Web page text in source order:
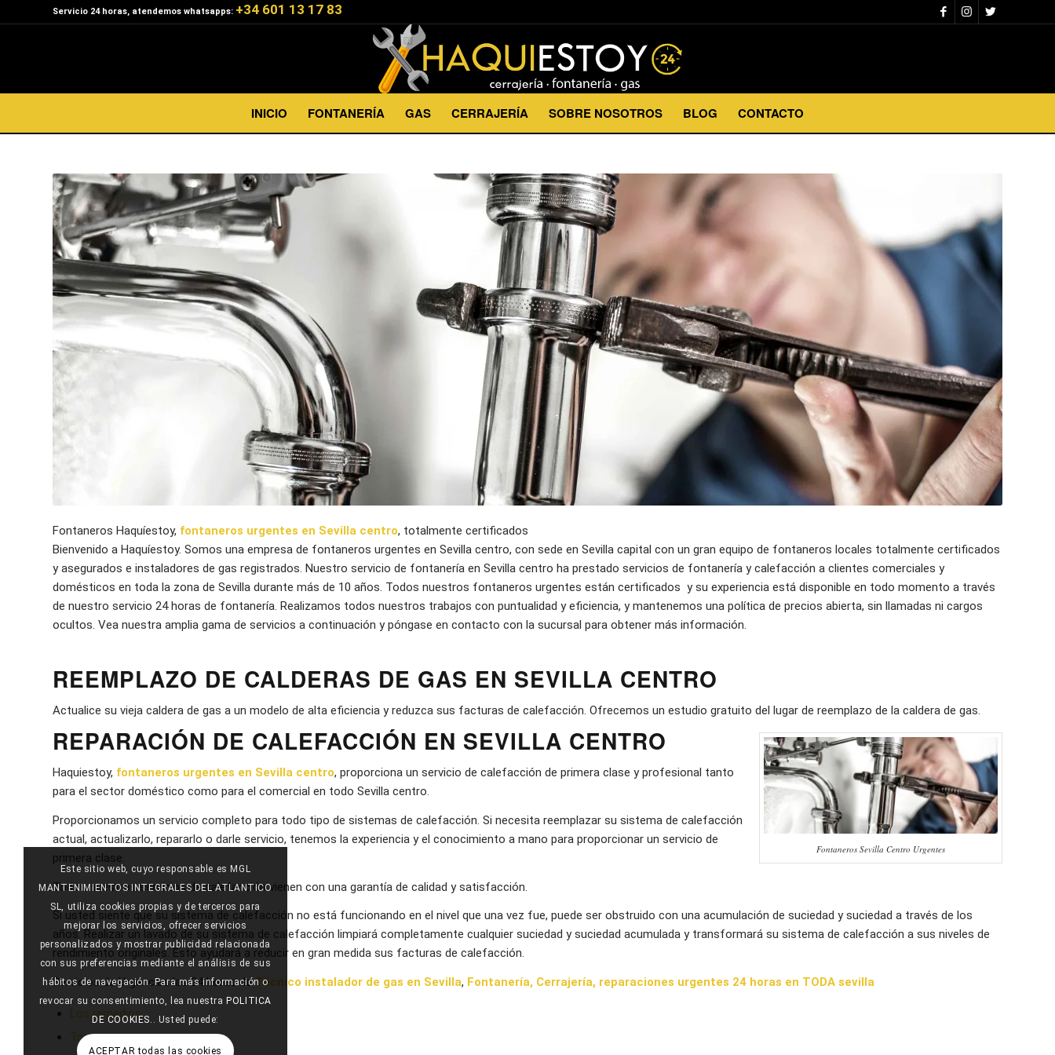
Servicio 24 horas, atendemos whatsapps: +34 601 13 17 83
INICIO FONTANERÍA GAS CERRAJERÍA SOBRE NOSOTROS BLOG CONTACTO
Fontaneros Haquíestoy, fontaneros urgentes en Sevilla centro, totalmente certificados
Bienvenido a Haquíestoy. Somos una empresa de fontaneros urgentes en Sevilla centro, con sede en Sevilla capital con un gran equipo de fontaneros locales totalmente certificados
y asegurados e instaladores de gas registrados. Nuestro servicio de fontanería en Sevilla centro ha prestado servicios de fontanería y calefacción a clientes comerciales y
domésticos en toda la zona de Sevilla durante más de 10 años. Todos nuestros fontaneros urgentes están certificados y su experiencia está disponible en todo momento a través
de nuestro servicio 24 horas de fontanería. Realizamos todos nuestros trabajos con puntualidad y eficiencia, y mantenemos una política de precios abierta, sin llamadas ni cargos
ocultos. Vea nuestra amplia gama de servicios a continuación y póngase en contacto con la sucursal para obtener más información.
REEMPLAZO DE CALDERAS DE GAS EN SEVILLA CENTRO
Actualice su vieja caldera de gas a un modelo de alta eficiencia y reduzca sus facturas de calefacción. Ofrecemos un estudio gratuito del lugar de reemplazo de la caldera de gas.
Fontaneros Sevilla Centro Urgentes
REPARACIÓN DE CALEFACCIÓN EN SEVILLA CENTRO
Haquiestoy, fontaneros urgentes en Sevilla centro, proporciona un servicio de calefacción de primera clase y profesional tanto
para el sector doméstico como para el comercial en todo Sevilla centro.
Proporcionamos un servicio completo para todo tipo de sistemas de calefacción. Si necesita reemplazar su sistema de calefacción
actual, actualizarlo, repararlo o darle servicio, tenemos la experiencia y el conocimiento a mano para proporcionar un servicio de
primera clase.
Todos nuestros servicios de calefacción vienen con una garantía de calidad y satisfacción.
Si usted siente que su sistema de calefacción no está funcionando en el nivel que una vez fue, puede ser obstruido con una acumulación de suciedad y suciedad a través de los
años. Realizar un lavado de su sistema de calefacción limpiará completamente cualquier suciedad y suciedad acumulada y transformará su sistema de calefacción a sus niveles de
rendimiento originales. Esto ayudará a reducir en gran medida sus facturas de calefacción.
Servicios de Urgencias las 24 horas deTécnico instalador de gas en Sevilla, Fontanería, Cerrajería, reparaciones urgentes 24 horas en TODA sevilla
Los remedios
Triana
Este sitio web, cuyo responsable es MGL
MANTENIMIENTOS INTEGRALES DEL ATLANTICO
SL, utiliza cookies propias y de terceros para
mejorar los servicios, ofrecer servicios
personalizados y mostrar publicidad relacionada
con sus preferencias mediante el análisis de sus
hábitos de navegación. Para más información o
revocar su consentimiento, lea nuestra POLITICA
DE COOKIES. . Usted puede:
ACEPTAR todas las cookies